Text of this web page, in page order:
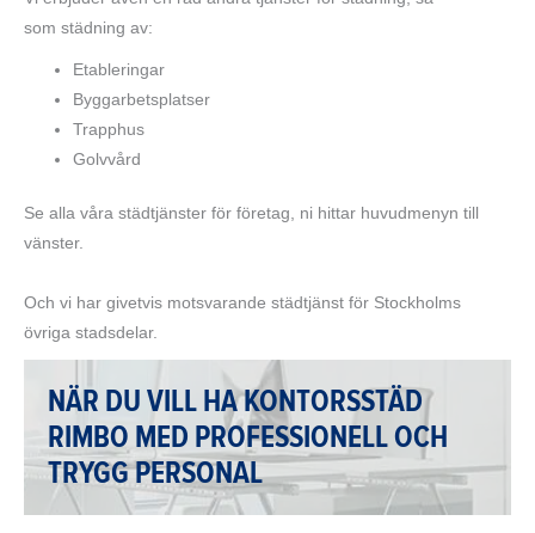
som städning av:
Etableringar
Byggarbetsplatser
Trapphus
Golvvård
Se alla våra städtjänster för företag, ni hittar huvudmenyn till
vänster.
Och vi har givetvis motsvarande städtjänst för Stockholms
övriga stadsdelar.
NÄR DU VILL HA KONTORSSTÄD
RIMBO MED PROFESSIONELL OCH
TRYGG PERSONAL